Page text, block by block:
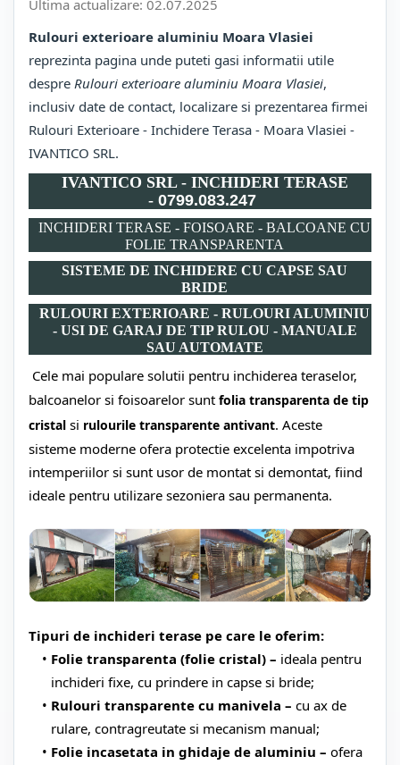
Ultima actualizare: 02.07.2025
Rulouri exterioare aluminiu Moara Vlasiei
reprezinta pagina unde puteti gasi informatii utile
despre Rulouri exterioare aluminiu Moara Vlasiei,
inclusiv date de contact, localizare si prezentarea firmei
Rulouri Exterioare - Inchidere Terasa - Moara Vlasiei -
IVANTICO SRL.
IVANTICO SRL - INCHIDERI TERASE
- 0799.083.247
INCHIDERI TERASE - FOISOARE - BALCOANE CU
FOLIE TRANSPARENTA
SISTEME DE INCHIDERE CU CAPSE SAU
BRIDE
RULOURI EXTERIOARE - RULOURI ALUMINIU
- USI DE GARAJ DE TIP RULOU - MANUALE
SAU AUTOMATE
Cele mai populare solutii pentru inchiderea teraselor,
balcoanelor si foisoarelor sunt folia transparenta de tip
cristal si rulourile transparente antivant. Aceste
sisteme moderne ofera protectie excelenta impotriva
intemperiilor si sunt usor de montat si demontat, fiind
ideale pentru utilizare sezoniera sau permanenta.
Tipuri de inchideri terase pe care le oferim:
Folie transparenta (folie cristal) – ideala pentru
inchideri fixe, cu prindere in capse si bride;
Rulouri transparente cu manivela – cu ax de
rulare, contragreutate si mecanism manual;
Folie incasetata in ghidaje de aluminiu – ofera